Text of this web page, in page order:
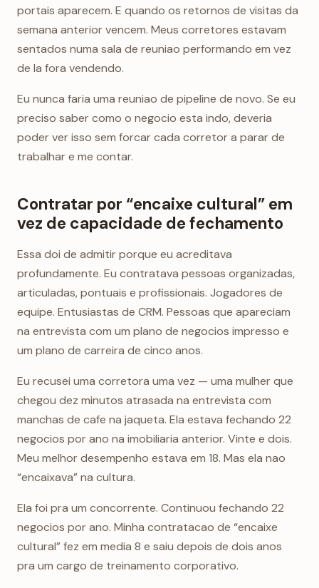
portais aparecem. E quando os retornos de visitas da
semana anterior vencem. Meus corretores estavam
sentados numa sala de reuniao performando em vez
de la fora vendendo.
Eu nunca faria uma reuniao de pipeline de novo. Se eu
preciso saber como o negocio esta indo, deveria
poder ver isso sem forcar cada corretor a parar de
trabalhar e me contar.
Contratar por “encaixe cultural” em
vez de capacidade de fechamento
Essa doi de admitir porque eu acreditava
profundamente. Eu contratava pessoas organizadas,
articuladas, pontuais e profissionais. Jogadores de
equipe. Entusiastas de CRM. Pessoas que apareciam
na entrevista com um plano de negocios impresso e
um plano de carreira de cinco anos.
Eu recusei uma corretora uma vez — uma mulher que
chegou dez minutos atrasada na entrevista com
manchas de cafe na jaqueta. Ela estava fechando 22
negocios por ano na imobiliaria anterior. Vinte e dois.
Meu melhor desempenho estava em 18. Mas ela nao
“encaixava” na cultura.
Ela foi pra um concorrente. Continuou fechando 22
negocios por ano. Minha contratacao de “encaixe
cultural” fez em media 8 e saiu depois de dois anos
pra um cargo de treinamento corporativo.